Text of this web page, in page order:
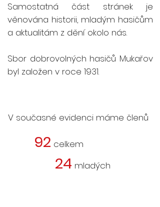
Samostatná část stránek je
věnována historii, mladým hasičům
a aktualitám z dění okolo nás.
Sbor dobrovolných hasičů Mukařov
byl založen v roce 1931.
V současné evidenci máme členů
92 celkem
24 mladých